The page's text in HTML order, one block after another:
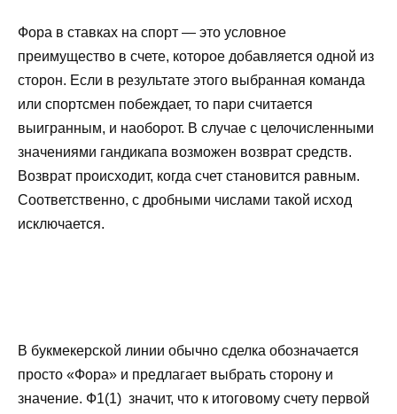
Фора в ставках на спорт — это условное
преимущество в счете, которое добавляется одной из
сторон. Если в результате этого выбранная команда
или спортсмен побеждает, то пари считается
выигранным, и наоборот. В случае с целочисленными
значениями гандикапа возможен возврат средств.
Возврат происходит, когда счет становится равным.
Соответственно, с дробными числами такой исход
исключается.
В букмекерской линии обычно сделка обозначается
просто «Фора» и предлагает выбрать сторону и
значение. Ф1(1) значит, что к итоговому счету первой